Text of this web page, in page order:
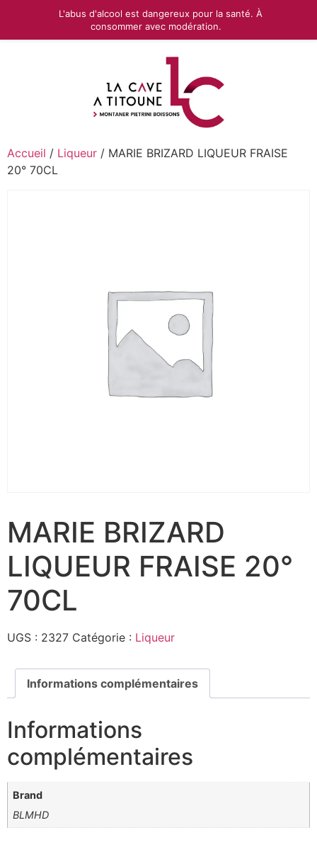
Accueil / Liqueur / MARIE BRIZARD LIQUEUR FRAISE
20° 70CL
MARIE BRIZARD
LIQUEUR FRAISE 20°
70CL
UGS : 2327 Catégorie : Liqueur
Informations complémentaires
Informations
complémentaires
Brand
BLMHD
L'abus d'alcool est dangereux pour la santé. À
consommer avec modération.